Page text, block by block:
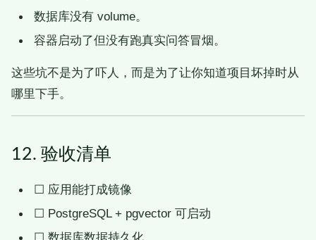
数据库没有 volume。
容器启动了但没有跑真实问答冒烟。
这些坑不是为了吓人，而是为了让你知道项目坏掉时从
哪里下手。
12. 验收清单
☐ 应用能打成镜像
☐ PostgreSQL + pgvector 可启动
☐ 数据库数据持久化